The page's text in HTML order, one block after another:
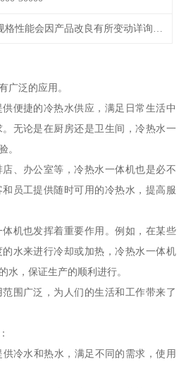
广泛的应用。
便捷的冷热水供应，满足日常生活中
无论是在厨房还是卫生间，冷热水一
。
、办公室等，冷热水一体机也是必不
员工提供随时可用的冷热水，提高服
机也发挥着重要作用。例如，在某些
水来进行冷却或加热，冷热水一体机
水，保证生产的顺利进行。
围广泛，为人们的生活和工作带来了
冷水和热水，满足不同的需求，使用